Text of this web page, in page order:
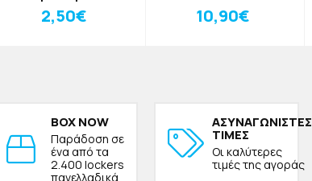
Πεταλούδα
2,50€ 10,90€
BOX NOW
Παράδοση σε
ένα από τα
2.400 lockers
πανελλαδικά
ΑΣΥΝΑΓΩΝΙΣΤΕΣ
ΤΙΜΕΣ
Οι καλύτερες
τιμές της αγοράς